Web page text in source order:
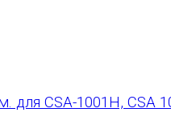
для CSA-1001H, CSA